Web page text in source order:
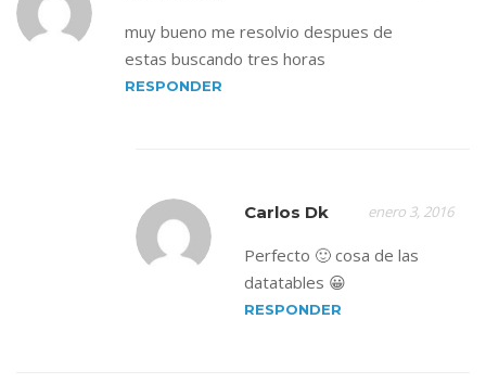
muy bueno me resolvio despues de
estas buscando tres horas
RESPONDER
Carlos Dk enero 3, 2016
Perfecto 🙂 cosa de las
datatables 😀
RESPONDER